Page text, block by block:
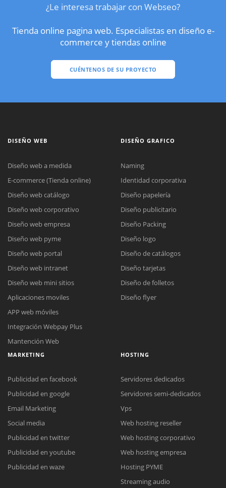
¿Le interesa trabajar con Webseo?
Tienda online pagina web. Especialistas en diseño e-
commerce y tiendas online
CUÉNTENOS DE SU PROYECTO
Reunión online
Meet para la reunión online.
Cotización
Chat Online
Todos nuestros ejecutivos están fuera de línea. Complete el formulario
DISEÑO WEB
Diseño web a medida
E-commerce (Tienda online)
Diseño web catálogo
Diseño web corporativo
Diseño web empresa
Diseño web pyme
Diseño web portal
Diseño web intranet
Diseño web mini sitios
Aplicaciones moviles
APP web móviles
Integración Webpay Plus
Mantención Web
DISEÑO GRAFICO
Naming
Identidad corporativa
Diseño papelería
Diseño publicitario
Diseño Packing
Diseño logo
Diseño de catálogos
Diseño tarjetas
Diseño de folletos
Diseño flyer
MARKETING
Publicidad en facebook
Publicidad en google
Email Marketing
Social media
Publicidad en twitter
Publicidad en youtube
Publicidad en waze
HOSTING
Servidores dedicados
Servidores semi-dedicados
Vps
Web hosting reseller
Web hosting corporativo
Web hosting empresa
Hosting PYME
Streaming audio